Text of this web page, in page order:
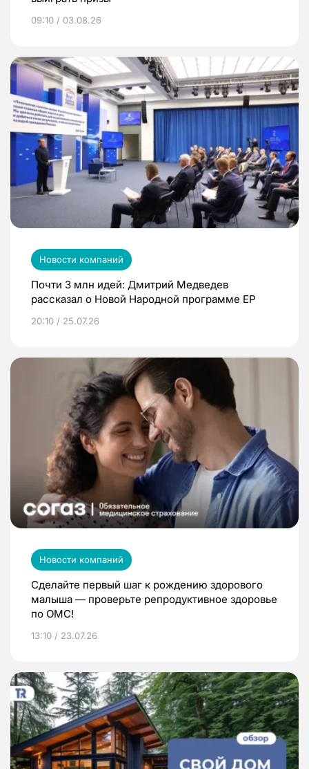
09:10 / 03.08.26
Новости компаний
Почти 3 млн идей: Дмитрий Медведев
рассказал о Новой Народной программе ЕР
20:10 / 25.07.26
Новости компаний
Сделайте первый шаг к рождению здорового
малыша — проверьте репродуктивное здоровье
по ОМС!
13:10 / 23.07.26